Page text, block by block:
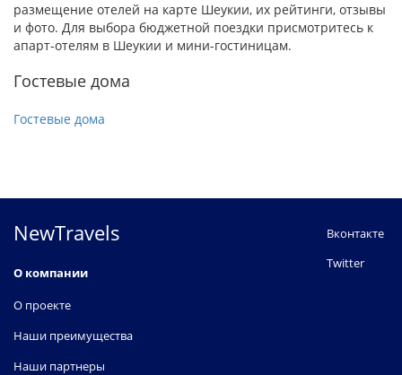
размещение отелей на карте Шеукии, их рейтинги, отзывы
и фото. Для выбора бюджетной поездки присмотритесь к
апарт-отелям в Шеукии и мини-гостиницам.
Гостевые дома
Гостевые дома
NewTravels
О компании
О проекте
Наши преимущества
Наши партнеры
Вконтакте
Twitter